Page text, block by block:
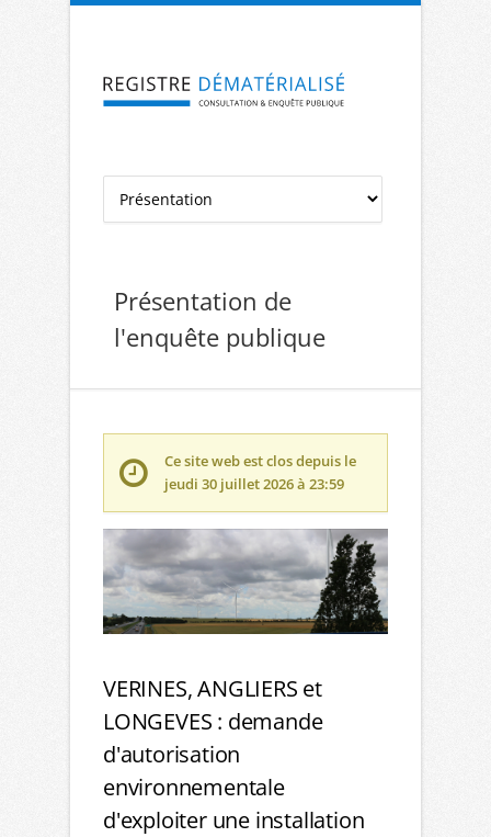
Aller à la navigation Aller au contenu
Présentation de
l'enquête publique
Ce site web est clos depuis le
jeudi 30 juillet 2026 à 23:59
VERINES, ANGLIERS et
LONGEVES : demande
d'autorisation
environnementale
d'exploiter une installation